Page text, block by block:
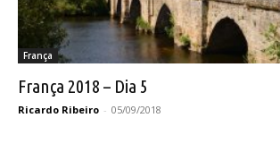
França
França 2018 – Dia 5
Ricardo Ribeiro - 05/09/2018